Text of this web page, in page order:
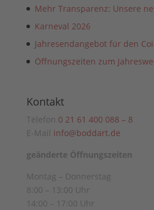
Mehr Transparenz: Unsere
Karneval 2026
Jahresendangebot für den
Öffnungszeiten zum
Kontakt
Telefon 0 21 61 400 088 – 8
E-Mail info@boddart.de
geänderte Öffnungszeiten
Montag – Donnerstag
8:00 – 13:00 Uhr
14:00 – 17:00 Uhr